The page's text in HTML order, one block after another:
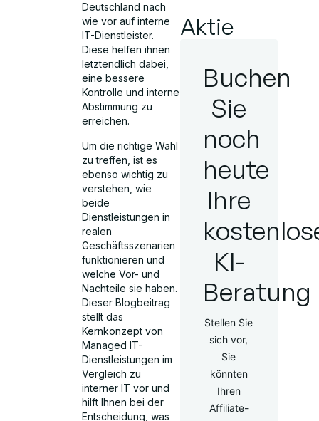
Deutschland nach
wie vor auf interne
IT-Dienstleister.
Diese helfen ihnen
letztendlich dabei,
eine bessere
Kontrolle und interne
Abstimmung zu
erreichen.
Um die richtige Wahl
zu treffen, ist es
ebenso wichtig zu
verstehen, wie
beide
Dienstleistungen in
realen
Geschäftsszenarien
funktionieren und
welche Vor- und
Nachteile sie haben.
Dieser Blogbeitrag
stellt das
Kernkonzept von
Managed IT-
Dienstleistungen im
Vergleich zu
interner IT vor und
hilft Ihnen bei der
Entscheidung, was
Aktie
Buchen
Sie
noch
heute
Ihre
KI-
Beratung
Stellen Sie
sich vor,
Sie
könnten
Ihren
Affiliate-